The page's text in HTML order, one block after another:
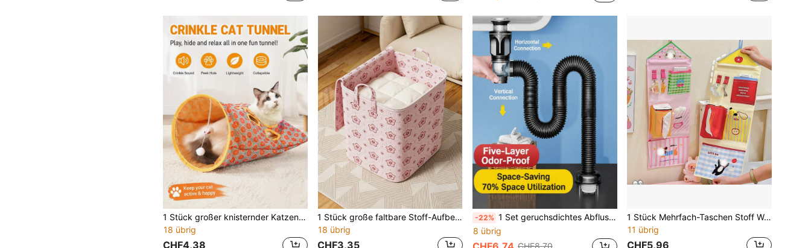
1 Stück großer knisternder Katzentunnel mit Guckloch, leichter Stoff-Spieltunnel für Haustiere, interaktiver Katzentunnel mit orangem Muster, knisternder Sound + Erkundungsaktivität, geeignet für Kätzchen und Katzen zum Indoor-Spiel, tägliches Geschenk für Zuhause
18 übrig
CHF4,38
1 Stück große faltbare Stoff-Aufbewahrungstasche mit Griffen, tragbarer Kleiderschrank-Organizer für Kleidung, Hosen, Handtücher, Bettdecken, Decken, Kissen, Bettwäsche, Spielzeug und Wäsche, platzsparende Aufbewahrung für Schlafzimmer, Wohnheim, Wohnung, saisonale Heimorganisation
18 übrig
CHF3,35
-22% 1 Set geruchsdichtes Abflussrohr, Spülbeckenablauf, flexibles Ablaufrohr, einfache Installation, Badezimmer Zubehör, Wohndekoration
8 übrig
CHF8,70
1 Stück Mehrfach-Taschen Stoff Wandaufbewahrungstasche, süße hausförmige Cartoon Aufbewahrungstasche, Nachttisch Taschentuchhalter, Spielzeug, Buch, Fernbedienung und Lernmaterialien Aufbewahrung, geeignet für Kinderzimmer, Kinderzimmer, Schlafzimmer, Wohnheim, Spielzimmer und Heimdekoration
11 übrig
CHF5,96